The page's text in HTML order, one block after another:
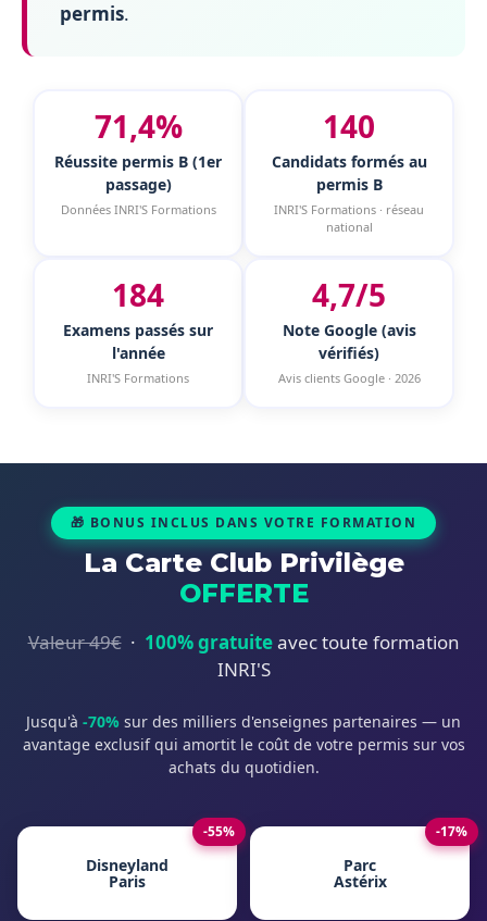
permis.
71,4%
Réussite permis B (1er
passage)
Données INRI'S Formations
140
Candidats formés au
permis B
INRI'S Formations · réseau
national
184
Examens passés sur
l'année
INRI'S Formations
4,7/5
Note Google (avis
vérifiés)
Avis clients Google · 2026
🎁 BONUS INCLUS DANS VOTRE FORMATION
La Carte Club Privilège
OFFERTE
Valeur 49€· 100% gratuiteavec toute formation
INRI'S
Jusqu'à -70% sur des milliers d'enseignes partenaires — un
avantage exclusif qui amortit le coût de votre permis sur vos
achats du quotidien.
-55%
Disneyland
Paris
-17%
Parc
Astérix